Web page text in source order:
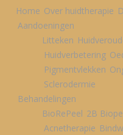
Home Over huidtherapie
Aandoeningen
Litteken
Huidverbetering
Pigmentvlekken
Sclerodermie
Behandelingen
BioRePeel 2B
Acnetherapie